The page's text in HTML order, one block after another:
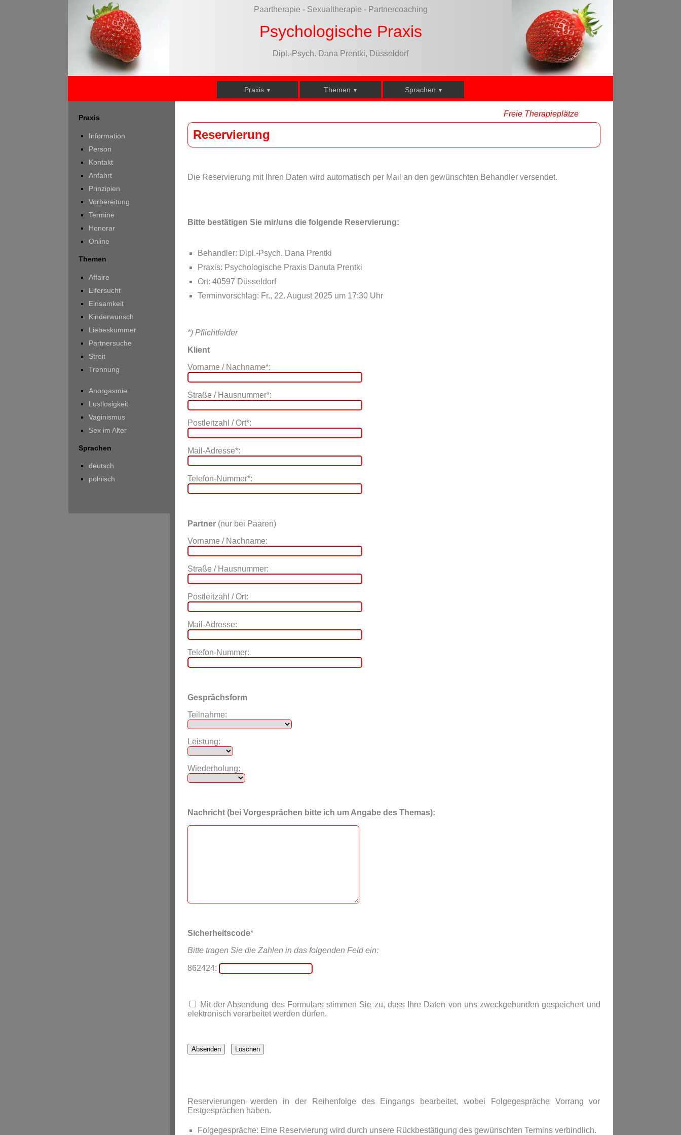
Paartherapie - Sexualtherapie - Partnercoaching
Psychologische Praxis
Dipl.-Psych. Dana Prentki, Düsseldorf
Freie Therapieplätze
Praxis ▼ Themen ▼ Sprachen ▼
Praxis
Information
Person
Kontakt
Anfahrt
Prinzipien
Vorbereitung
Termine
Honorar
Online
Themen
Affaire
Eifersucht
Einsamkeit
Kinderwunsch
Liebeskummer
Partnersuche
Streit
Trennung
Anorgasmie
Lustlosigkeit
Vaginismus
Sex im Alter
Sprachen
deutsch
polnisch
Reservierung
Die Reservierung mit Ihren Daten wird automatisch per Mail an den gewünschten Behandler versendet.
Bitte bestätigen Sie mir/uns die folgende Reservierung:
Behandler: Dipl.-Psych. Dana Prentki
Praxis: Psychologische Praxis Danuta Prentki
Ort: 40597 Düsseldorf
Terminvorschlag: Fr., 22. August 2025 um 17:30 Uhr
*) Pflichtfelder
Klient
Vorname / Nachname*:
Straße / Hausnummer*:
Postleitzahl / Ort*:
Mail-Adresse*:
Telefon-Nummer*:
Partner(nur bei Paaren)
Vorname / Nachname:
Straße / Hausnummer:
Postleitzahl / Ort:
Mail-Adresse:
Telefon-Nummer:
Gesprächsform
Teilnahme:
Leistung:
Wiederholung:
Nachricht (bei Vorgesprächen bitte ich um Angabe des Themas):
Sicherheitscode*
Bitte tragen Sie die Zahlen in das folgenden Feld ein:
862424:
Mit der Absendung des Formulars stimmen Sie zu, dass Ihre Daten von uns zweckgebunden gespeichert und
elektronisch verarbeitet werden dürfen.
Reservierungen werden in der Reihenfolge des Eingangs bearbeitet, wobei Folgegespräche Vorrang vor
Erstgesprächen haben.
Folgegespräche: Eine Reservierung wird durch unsere Rückbestätigung des gewünschten Termins verbindlich.